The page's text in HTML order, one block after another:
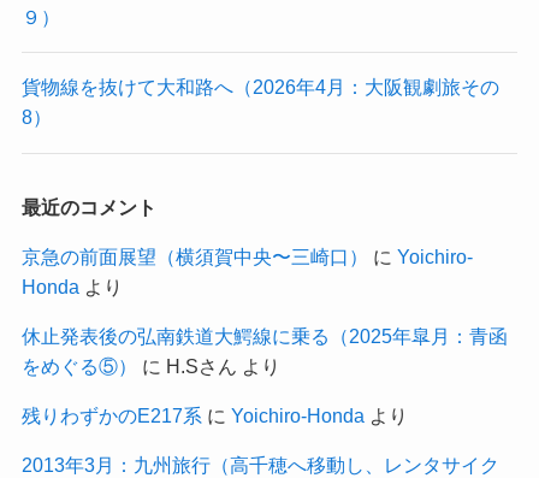
９）
貨物線を抜けて大和路へ（2026年4月：大阪観劇旅その
8）
最近のコメント
京急の前面展望（横須賀中央〜三崎口） に Yoichiro-
Honda より
休止発表後の弘南鉄道大鰐線に乗る（2025年皐月：青函
をめぐる⑤）
に H.Sさん より
残りわずかのE217系 に Yoichiro-Honda より
2013年3月：九州旅行（高千穂へ移動し、レンタサイク